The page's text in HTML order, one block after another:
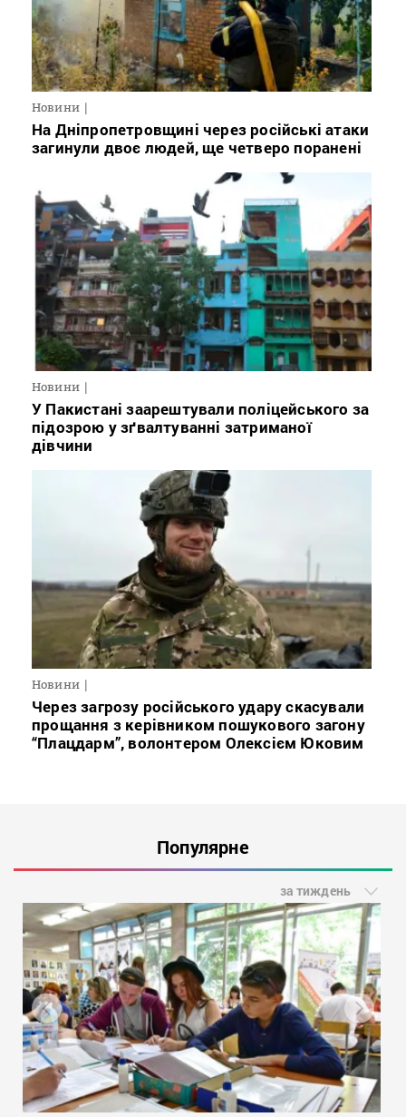
Новини
На Дніпропетровщині через російські атаки
загинули двоє людей, ще четверо поранені
Новини
У Пакистані заарештували поліцейського за
підозрою у зґвалтуванні затриманої
дівчини
Новини
Через загрозу російського удару скасували
прощання з керівником пошукового загону
“Плацдарм”, волонтером Олексієм Юковим
Популярне
за тиждень